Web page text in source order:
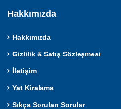
Hakkımızda
Hakkımızda
Gizlilik & Satış Sözleşmesi
İletişim
Yat Kiralama
Sıkça Sorulan Sorular